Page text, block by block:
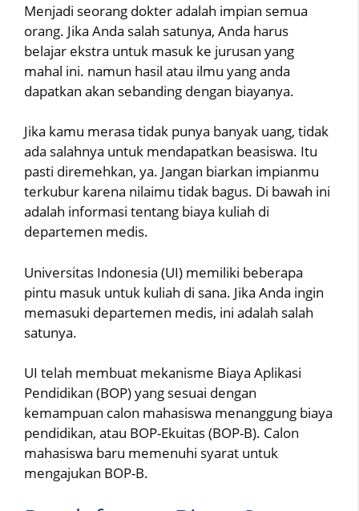
Menjadi seorang dokter adalah impian semua
orang. Jika Anda salah satunya, Anda harus
belajar ekstra untuk masuk ke jurusan yang
mahal ini. namun hasil atau ilmu yang anda
dapatkan akan sebanding dengan biayanya.
Jika kamu merasa tidak punya banyak uang, tidak
ada salahnya untuk mendapatkan beasiswa. Itu
pasti diremehkan, ya. Jangan biarkan impianmu
terkubur karena nilaimu tidak bagus. Di bawah ini
adalah informasi tentang biaya kuliah di
departemen medis.
Universitas Indonesia (UI) memiliki beberapa
pintu masuk untuk kuliah di sana. Jika Anda ingin
memasuki departemen medis, ini adalah salah
satunya.
UI telah membuat mekanisme Biaya Aplikasi
Pendidikan (BOP) yang sesuai dengan
kemampuan calon mahasiswa menanggung biaya
pendidikan, atau BOP-Ekuitas (BOP-B). Calon
mahasiswa baru memenuhi syarat untuk
mengajukan BOP-B.